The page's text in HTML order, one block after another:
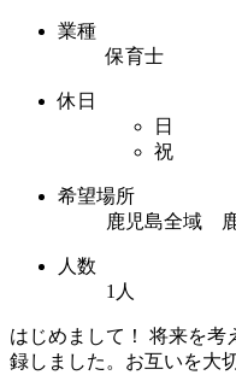
業種
保育士
休日
日
祝
希望場所
鹿児島全域
人数
1人
はじめまして！ 将来を考
録しました。お互いを大